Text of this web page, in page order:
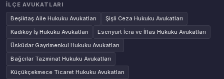
İLÇE AVUKATLARI
Beşiktaş Aile Hukuku Avukatları
Şişli Ceza Hukuku Avukatları
Kadıköy İş Hukuku Avukatları
Esenyurt İcra ve İflas Hukuku Avukatları
Üsküdar Gayrimenkul Hukuku Avukatları
Bağcılar Tazminat Hukuku Avukatları
Küçükçekmece Ticaret Hukuku Avukatları